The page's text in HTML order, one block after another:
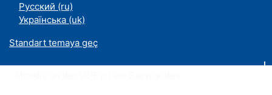
Русский ‎(ru)‎
Українська ‎(uk)‎
Standart temaya geç